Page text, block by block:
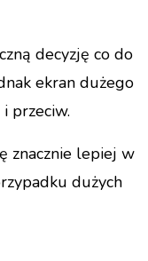
decyzję co do
ekran dużego
przeciw.
znacznie lepiej w
dużych